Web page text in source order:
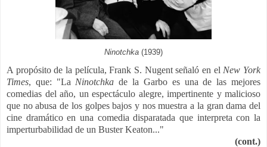
Ninotchka (1939)
A propósito de la película, Frank S. Nugent señaló en el New York
Times, que: "La Ninotchkade la Garbo es una de las mejores
comedias del año, un espectáculo alegre, impertinente y malicioso
que no abusa de los golpes bajos y nos muestra a la gran dama del
cine dramático en una comedia disparatada que interpreta con la
imperturbabilidad de un Buster Keaton..."
(cont.)